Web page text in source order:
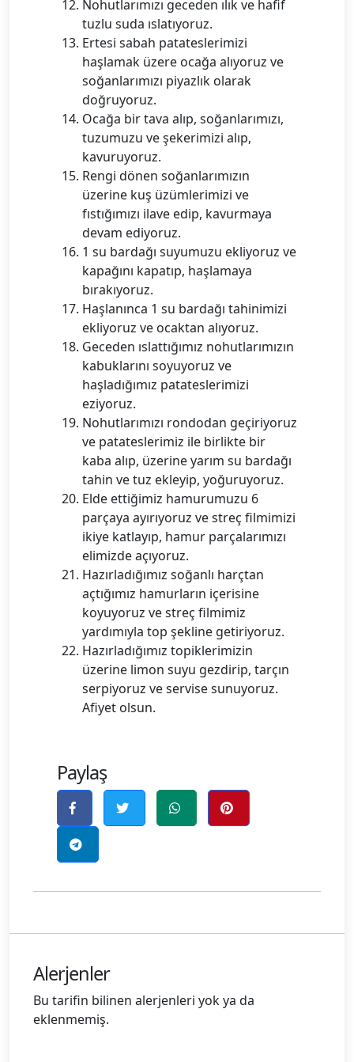
Nohutlarımızı geceden ılık ve hafif
tuzlu suda ıslatıyoruz.
Ertesi sabah patateslerimizi
haşlamak üzere ocağa alıyoruz ve
soğanlarımızı piyazlık olarak
doğruyoruz.
Ocağa bir tava alıp, soğanlarımızı,
tuzumuzu ve şekerimizi alıp,
kavuruyoruz.
Rengi dönen soğanlarımızın
üzerine kuş üzümlerimizi ve
fıstığımızı ilave edip, kavurmaya
devam ediyoruz.
1 su bardağı suyumuzu ekliyoruz ve
kapağını kapatıp, haşlamaya
bırakıyoruz.
Haşlanınca 1 su bardağı tahinimizi
ekliyoruz ve ocaktan alıyoruz.
Geceden ıslattığımız nohutlarımızın
kabuklarını soyuyoruz ve
haşladığımız patateslerimizi
eziyoruz.
Nohutlarımızı rondodan geçiriyoruz
ve patateslerimiz ile birlikte bir
kaba alıp, üzerine yarım su bardağı
tahin ve tuz ekleyip, yoğuruyoruz.
Elde ettiğimiz hamurumuzu 6
parçaya ayırıyoruz ve streç filmimizi
ikiye katlayıp, hamur parçalarımızı
elimizde açıyoruz.
Hazırladığımız soğanlı harçtan
açtığımız hamurların içerisine
koyuyoruz ve streç filmimiz
yardımıyla top şekline getiriyoruz.
Hazırladığımız topiklerimizin
üzerine limon suyu gezdirip, tarçın
serpiyoruz ve servise sunuyoruz.
Afiyet olsun.
Paylaş
Alerjenler
Bu tarifin bilinen alerjenleri yok ya da
eklenmemiş.